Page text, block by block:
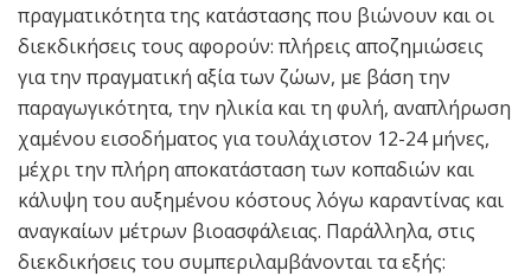
πραγματικότητα της κατάστασης που βιώνουν και οι
διεκδικήσεις τους αφορούν: πλήρεις αποζημιώσεις
για την πραγματική αξία των ζώων, με βάση την
παραγωγικότητα, την ηλικία και τη φυλή, αναπλήρωση
χαμένου εισοδήματος για τουλάχιστον 12-24 μήνες,
μέχρι την πλήρη αποκατάσταση των κοπαδιών και
κάλυψη του αυξημένου κόστους λόγω καραντίνας και
αναγκαίων μέτρων βιοασφάλειας. Παράλληλα, στις
διεκδικήσεις του συμπεριλαμβάνονται τα εξής: